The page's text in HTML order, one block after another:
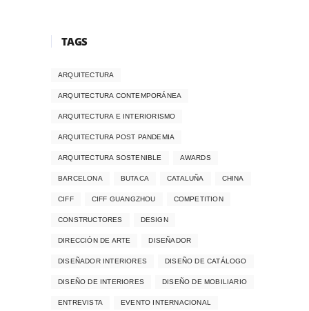
TAGS
ARQUITECTURA
ARQUITECTURA CONTEMPORÁNEA
ARQUITECTURA E INTERIORISMO
ARQUITECTURA POST PANDEMIA
ARQUITECTURA SOSTENIBLE AWARDS
BARCELONA BUTACA CATALUÑA CHINA
CIFF CIFF GUANGZHOU COMPETITION
CONSTRUCTORES DESIGN
DIRECCIÓN DE ARTE DISEÑADOR
DISEÑADOR INTERIORES DISEÑO DE CATÁLOGO
DISEÑO DE INTERIORES DISEÑO DE MOBILIARIO
ENTREVISTA EVENTO INTERNACIONAL